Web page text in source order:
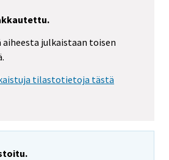
julkaistaan toisen
tilastotietoja tästä